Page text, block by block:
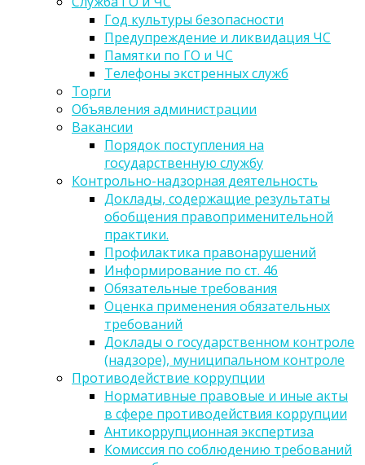
Год культуры безопасности
Предупреждение и ликвидация ЧС
Памятки по ГО и ЧС
Телефоны экстренных служб
Торги
Объявления администрации
Вакансии
Порядок поступления на
государственную службу
Контрольно-надзорная деятельность
Доклады, содержащие результаты
обобщения правоприменительной
практики.
Профилактика правонарушений
Информирование по ст. 46
Обязательные требования
Оценка применения обязательных
требований
Доклады о государственном контроле
(надзоре), муниципальном контроле
Противодействие коррупции
Нормативные правовые и иные акты
в сфере противодействия коррупции
Антикоррупционная экспертиза
Комиссия по соблюдению требований